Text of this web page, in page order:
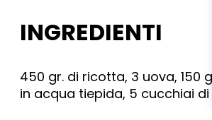
INGREDIENTI
450 gr. di ricotta, 3 uova, 150
in acqua tiepida, 5 cucchiai di